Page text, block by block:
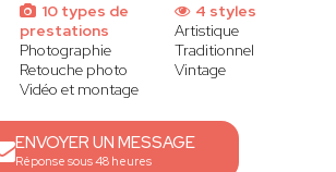
10 types de
prestations
Photographie
Retouche photo
Vidéo et montage
4 styles
Artistique
Traditionnel
Vintage
ENVOYER UN MESSAGE
Réponse sous 48 heures